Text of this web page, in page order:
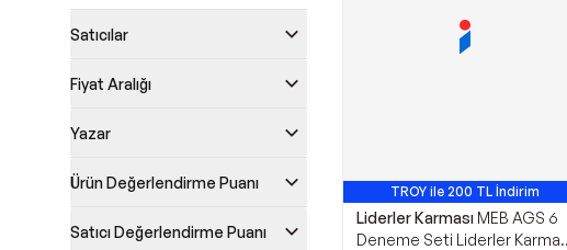
Satıcılar
Fiyat Aralığı
Yazar
Ürün Değerlendirme Puanı
Satıcı Değerlendirme Puanı
TROY ile 200 TL İndirim
Liderler Karması MEB AGS 6
Deneme Seti Liderler